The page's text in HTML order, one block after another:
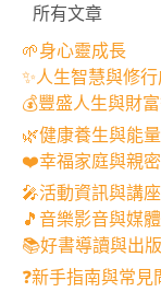
所有文章
🌱身心靈成長
✨人生智慧與修
💰豐盛人生與財
🌿健康養生與能
❤️幸福家庭與親
🎤活動資訊與講
🎵音樂影音與媒
📚好書導讀與出
❓新手指南與常見